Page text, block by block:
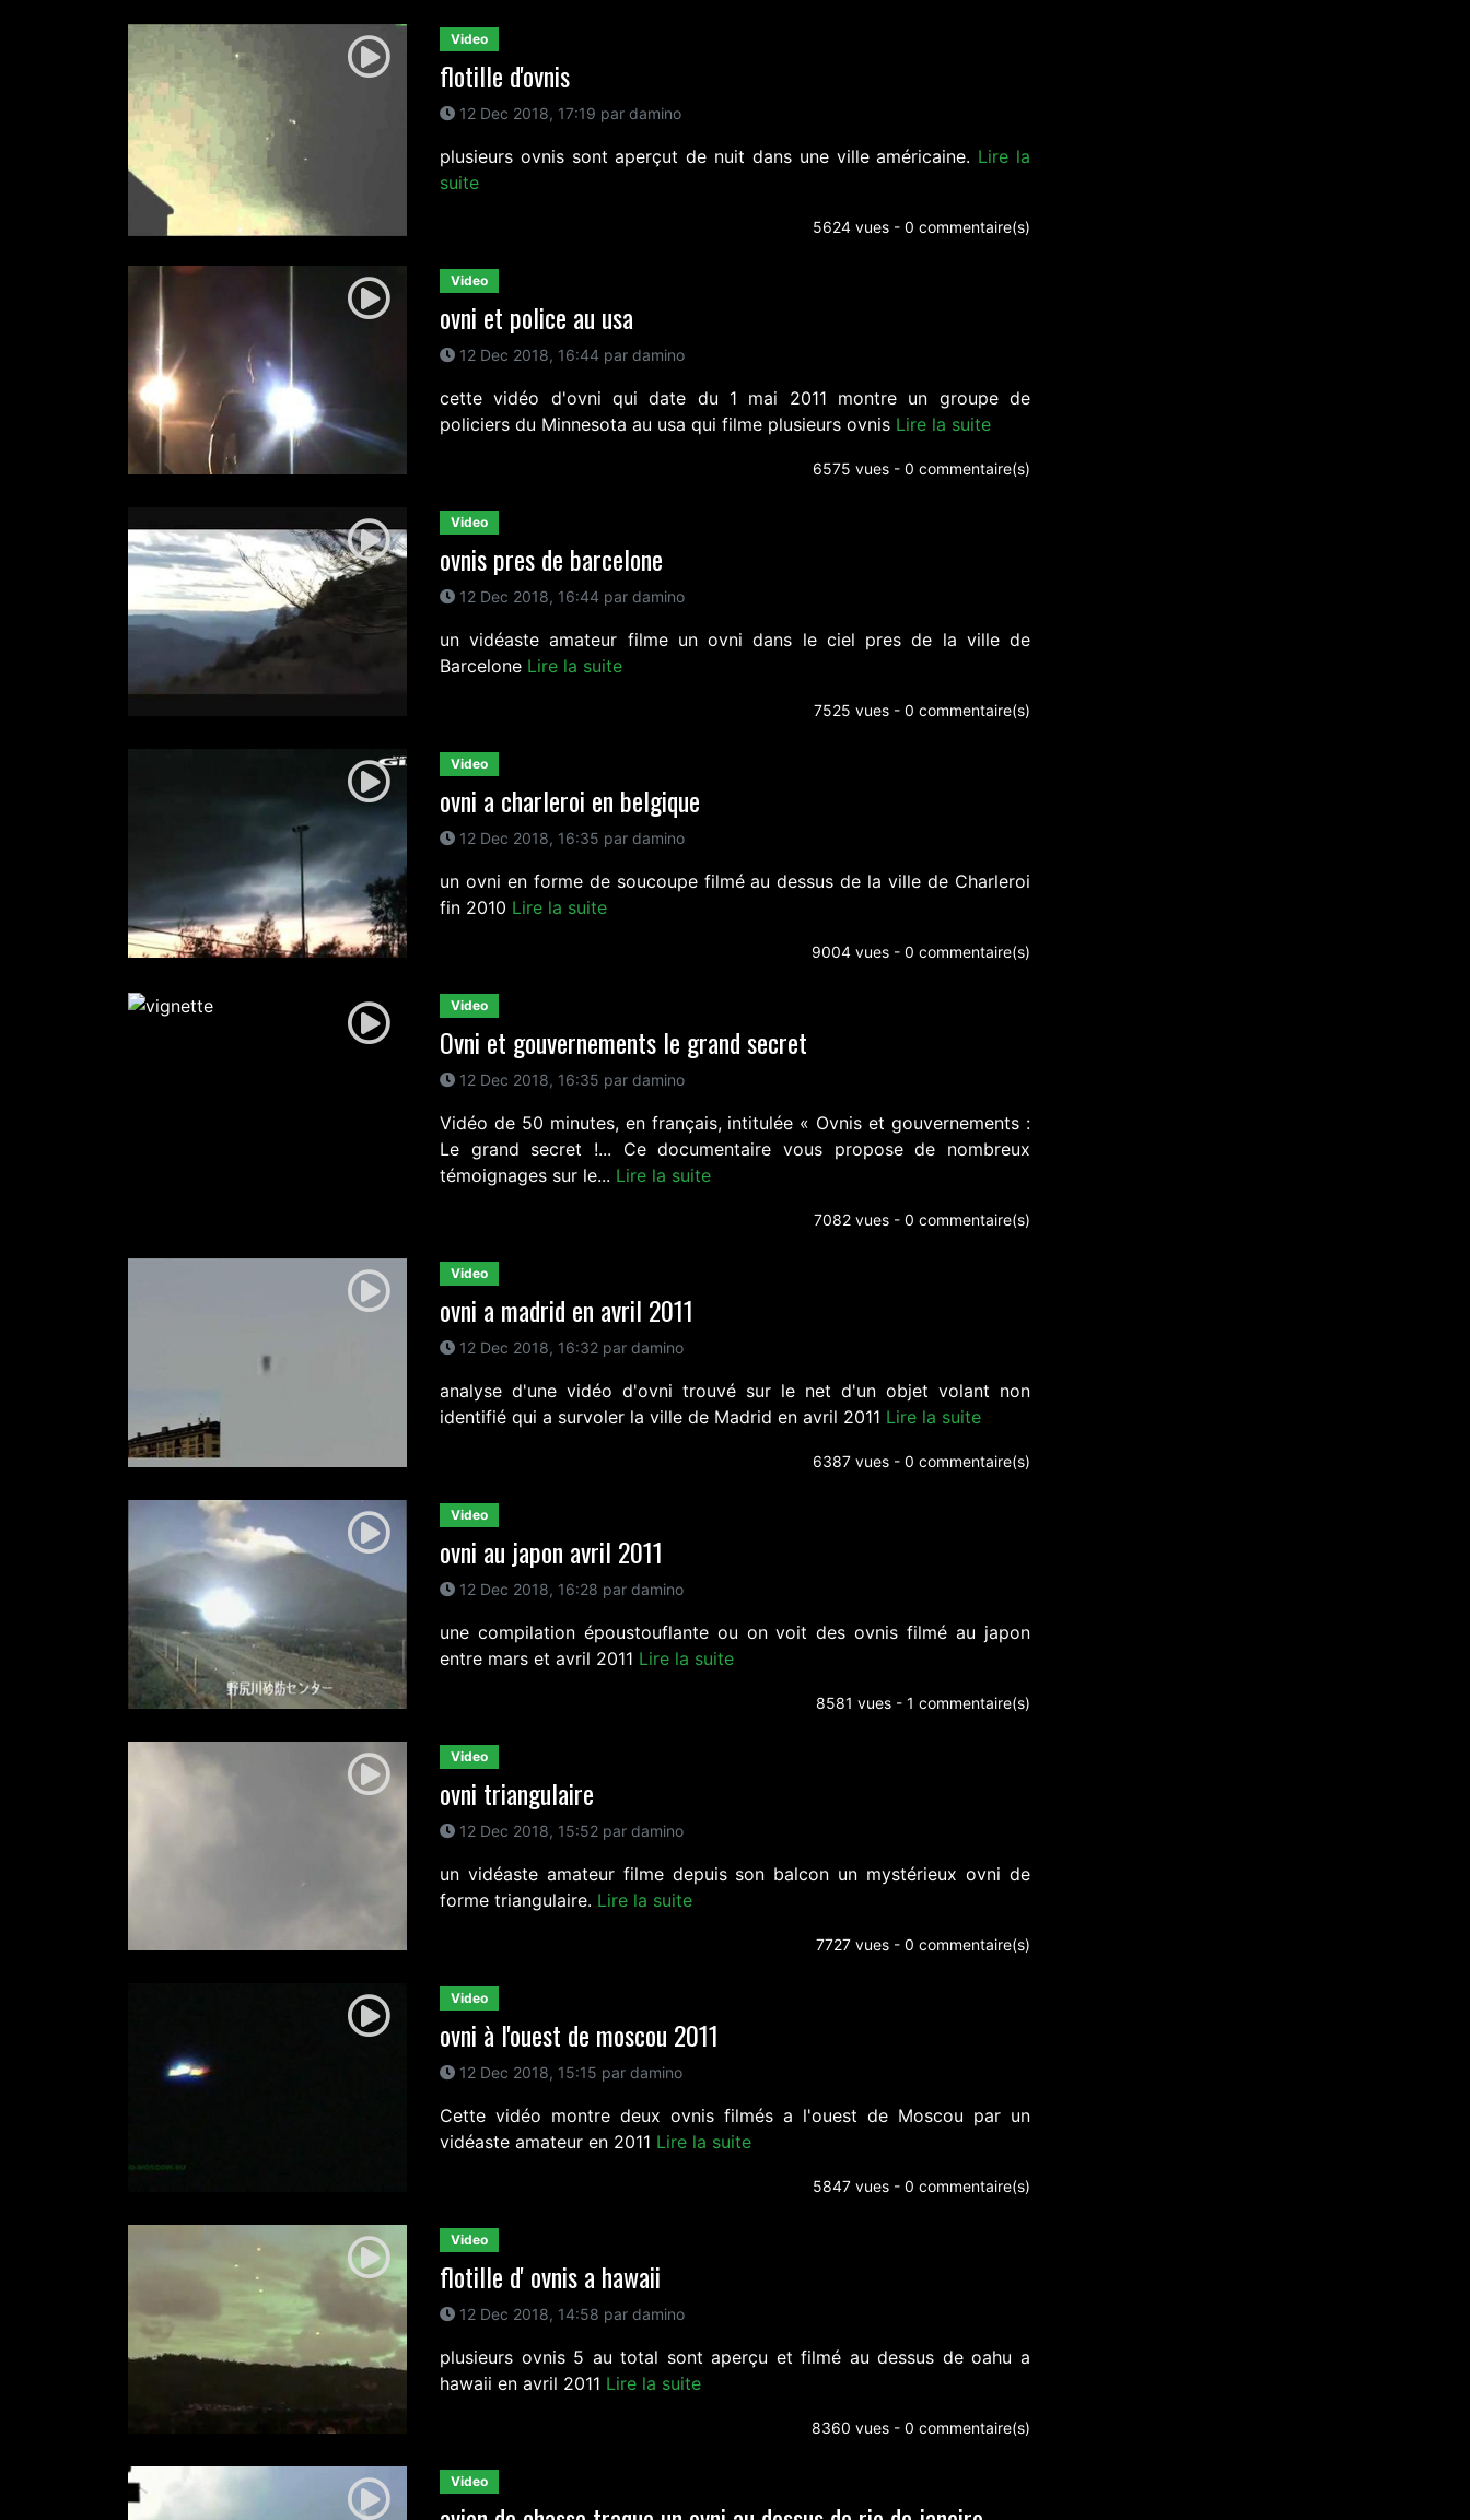
Video
flotille d'ovnis
12 Dec 2018, 17:19 par damino
plusieurs ovnis sont aperçut de nuit dans une ville américaine. Lire la
suite
5624 vues - 0 commentaire(s)
Video
ovni et police au usa
12 Dec 2018, 16:44 par damino
cette vidéo d'ovni qui date du 1 mai 2011 montre un groupe de
policiers du Minnesota au usa qui filme plusieurs ovnis Lire la suite
6575 vues - 0 commentaire(s)
Video
ovnis pres de barcelone
12 Dec 2018, 16:44 par damino
un vidéaste amateur filme un ovni dans le ciel pres de la ville de
Barcelone Lire la suite
7525 vues - 0 commentaire(s)
Video
ovni a charleroi en belgique
12 Dec 2018, 16:35 par damino
un ovni en forme de soucoupe filmé au dessus de la ville de Charleroi
fin 2010 Lire la suite
9004 vues - 0 commentaire(s)
Video
Ovni et gouvernements le grand secret
12 Dec 2018, 16:35 par damino
Vidéo de 50 minutes, en français, intitulée « Ovnis et gouvernements :
Le grand secret !... Ce documentaire vous propose de nombreux
témoignages sur le... Lire la suite
7082 vues - 0 commentaire(s)
Video
ovni a madrid en avril 2011
12 Dec 2018, 16:32 par damino
analyse d'une vidéo d'ovni trouvé sur le net d'un objet volant non
identifié qui a survoler la ville de Madrid en avril 2011 Lire la suite
6387 vues - 0 commentaire(s)
Video
ovni au japon avril 2011
12 Dec 2018, 16:28 par damino
une compilation époustouflante ou on voit des ovnis filmé au japon
entre mars et avril 2011 Lire la suite
8581 vues - 1 commentaire(s)
Video
ovni triangulaire
12 Dec 2018, 15:52 par damino
un vidéaste amateur filme depuis son balcon un mystérieux ovni de
forme triangulaire. Lire la suite
7727 vues - 0 commentaire(s)
Video
ovni à l'ouest de moscou 2011
12 Dec 2018, 15:15 par damino
Cette vidéo montre deux ovnis filmés a l'ouest de Moscou par un
vidéaste amateur en 2011 Lire la suite
5847 vues - 0 commentaire(s)
Video
flotille d' ovnis a hawaii
12 Dec 2018, 14:58 par damino
plusieurs ovnis 5 au total sont aperçu et filmé au dessus de oahu a
hawaii en avril 2011 Lire la suite
8360 vues - 0 commentaire(s)
Video